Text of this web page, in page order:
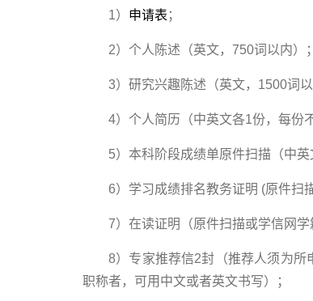
1） 申请表 ；
2）个人陈述（英文，750词以内）；
3）研究兴趣陈述（英文，1500词
4）个人简历（中英文各1份，每份
5）本科阶段成绩单原件扫描（中
6）学习成绩排名教务证明 (原件扫描
7）在读证明（原件扫描或学信网学
8）专家推荐信2封（推荐人须为所
职称者，可用中文或者英文书写）；